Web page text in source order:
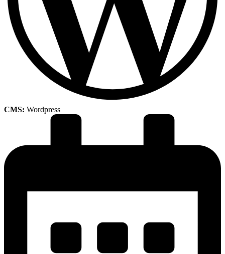
CMS: Wordpress